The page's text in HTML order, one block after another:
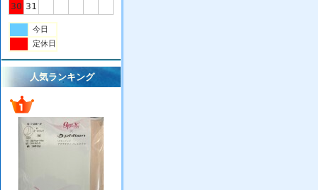
30 31
今日
定休日
人気ランキング